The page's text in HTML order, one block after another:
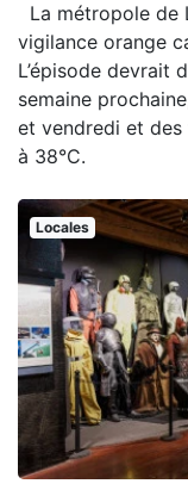
La métropole de
vigilance orange
L’épisode devrait
semaine
et vendredi et
à 38°C.
Locales